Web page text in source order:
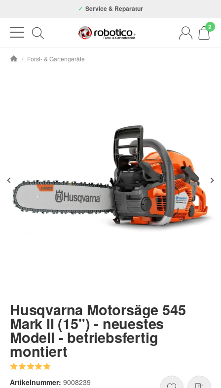
Autorisierter Fachhändler Kostenloser Versand ab 99€
2
/ Forst- & Gartengeräte
Husqvarna Motorsäge 545
Mark II (15") - neuestes
Modell - betriebsfertig
montiert
Artikelnummer: 9008239